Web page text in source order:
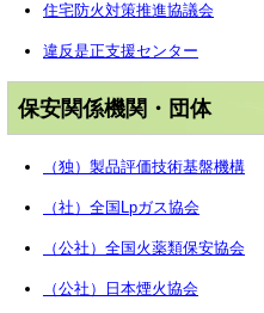
住宅防火対策推進協議会
違反是正支援センター
保安関係機関・団体
（独）製品評価技術基盤機構
（社）全国Lpガス協会
（公社）全国火薬類保安協会
（公社）日本煙火協会